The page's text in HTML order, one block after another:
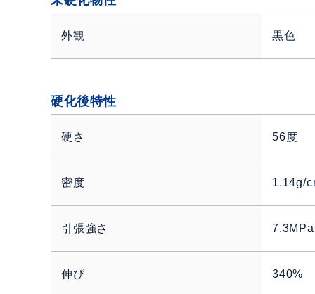
外観 黒色
硬化後特性
硬さ 56度
密度 1.14g/
引張強さ 7.3MPa
伸び 340%